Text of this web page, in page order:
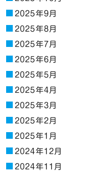
2025年9月
2025年8月
2025年7月
2025年6月
2025年5月
2025年4月
2025年3月
2025年2月
2025年1月
2024年12月
2024年11月